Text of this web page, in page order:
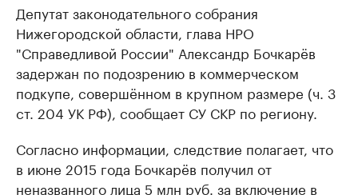
Депутат законодательного собрания
Нижегородской области, глава НРО
"Справедливой России" Александр Бочкарёв
задержан по подозрению в коммерческом
подкупе, совершённом в крупном размере (ч. 3
ст. 204 УК РФ), сообщает СУ СКР по региону.
Согласно информации, следствие полагает, что
в июне 2015 года Бочкарёв получил от
неназванного лица 5 млн руб. за включение в